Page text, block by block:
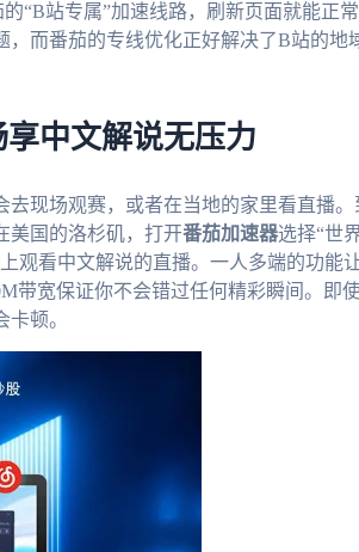
“B站专属”加速线路，刷新页面就能正
而番茄的专线优化正好解决了B站的地
中文解说无压力
去现场观赛，或者在当地的家里看直播。
美国的洛杉矶，打开番茄加速器选择“世
观看中文解说的直播。一人多端的功能
带宽保证你不会错过任何精彩瞬间。即
顿。